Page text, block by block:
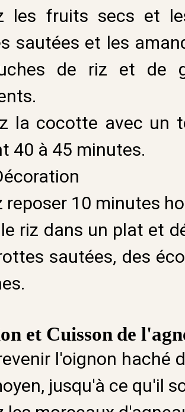
les fruits secs et
sautées et les
de riz et de
la cocotte avec un
40 à 45 minutes.
reposer 10 minutes
riz dans un plat et
sautées, des
et Cuisson de
l'oignon haché
jusqu'à ce qu'il